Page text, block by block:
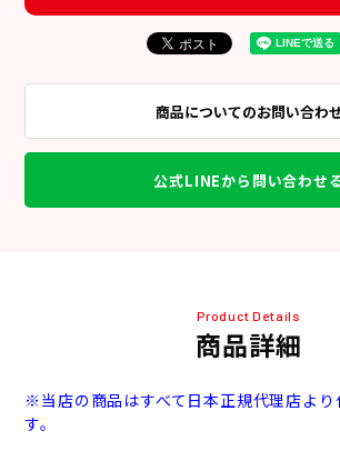
商品についてのお問い合わ
公式LINEから問い合わせ
Product Details
商品詳細
※当店の商品はすべて日本正規代理店より
す。